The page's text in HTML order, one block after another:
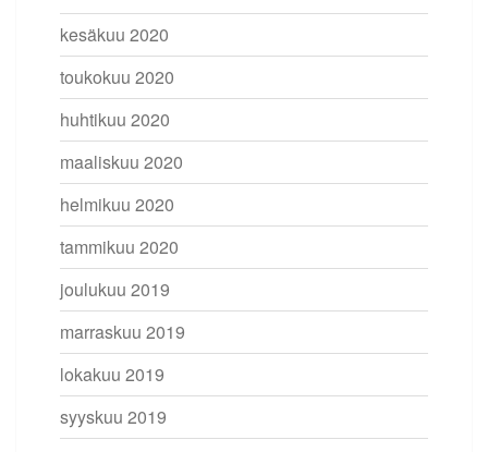
kesäkuu 2020
toukokuu 2020
huhtikuu 2020
maaliskuu 2020
helmikuu 2020
tammikuu 2020
joulukuu 2019
marraskuu 2019
lokakuu 2019
syyskuu 2019